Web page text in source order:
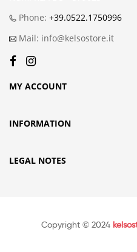
Phone: +39.0522.1750996
Mail: info@kelsostore.it
MY ACCOUNT
INFORMATION
LEGAL NOTES
Copyright © 2024